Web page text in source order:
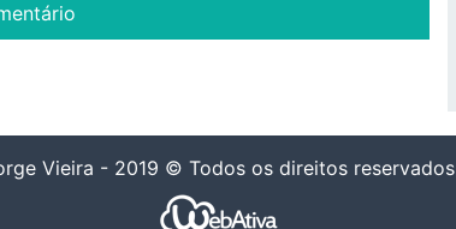
Vieira - 2019 © Todos os direitos reservados